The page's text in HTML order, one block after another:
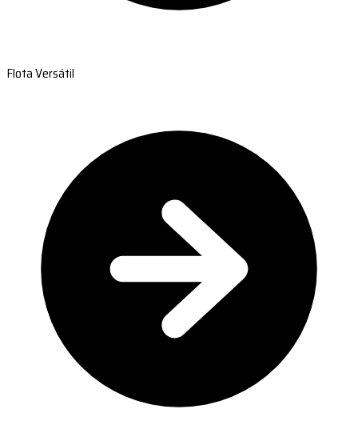
Flota Versátil